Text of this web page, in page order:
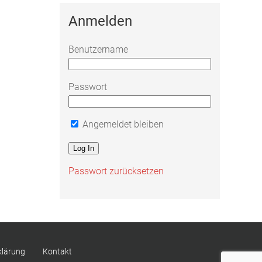
Anmelden
Benutzername
Passwort
Angemeldet bleiben
Passwort zurücksetzen
Kontakt